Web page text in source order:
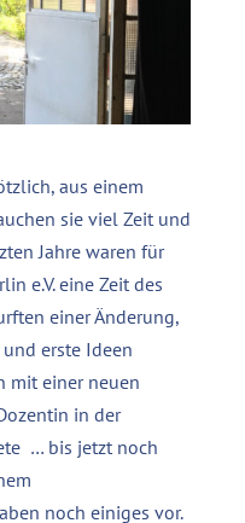
aus einem
sie viel Zeit und
Jahre waren für
e.V. eine Zeit des
einer Änderung,
erste Ideen
mit einer neuen
in der
… bis jetzt noch
noch einiges vor.